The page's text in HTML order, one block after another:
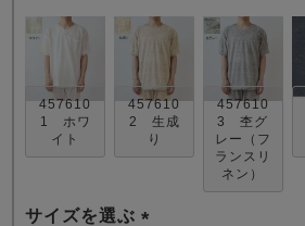
売れ筋ランキング
- Item Ranking -
457610
1 ホワ
イト
457610
2 生成
り
457610
3 杢グ
レー（フ
ランスリ
ネン）
サイズを選ぶ